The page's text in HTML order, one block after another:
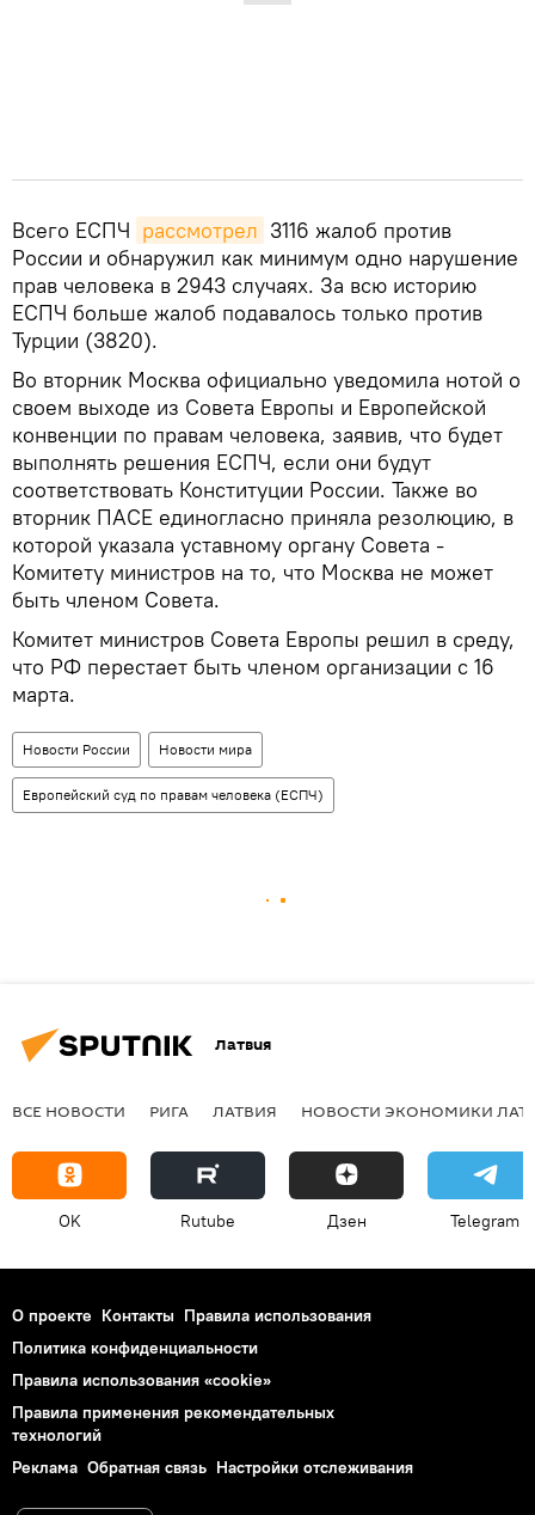
Всего ЕСПЧ рассмотрел 3116 жалоб против
России и обнаружил как минимум одно нарушение
прав человека в 2943 случаях. За всю историю
ЕСПЧ больше жалоб подавалось только против
Турции (3820).
Во вторник Москва официально уведомила нотой о
своем выходе из Совета Европы и Европейской
конвенции по правам человека, заявив, что будет
выполнять решения ЕСПЧ, если они будут
соответствовать Конституции России. Также во
вторник ПАСЕ единогласно приняла резолюцию, в
которой указала уставному органу Совета -
Комитету министров на то, что Москва не может
быть членом Совета.
Комитет министров Совета Европы решил в среду,
что РФ перестает быть членом организации с 16
марта.
Новости России Новости мира
Европейский суд по правам человека (ЕСПЧ)
Латвия
ВСЕ НОВОСТИ РИГА ЛАТВИЯ НОВОСТИ ЭКОНОМИКИ
OK Rutube Дзен Telegram
О проекте Контакты Правила использования
Политика конфиденциальности
Правила использования «cookie»
Правила применения рекомендательных
технологий
Реклама Обратная связь Настройки отслеживания